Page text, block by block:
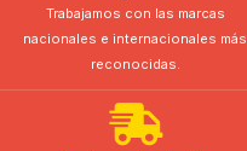
Trabajamos con las marcas
nacionales e internacionales más
reconocidas.